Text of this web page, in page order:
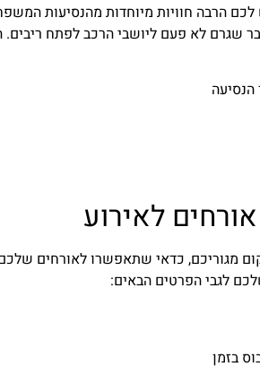
סביר להניח שיש לכם הרבה חוויות
שגרם לא פעם ליושבי הרכב לפתח
לאירוע
מגוריכם, כדאי שתאפשרו לאורחים
לגבי הפרטים הבאים:
בזמן